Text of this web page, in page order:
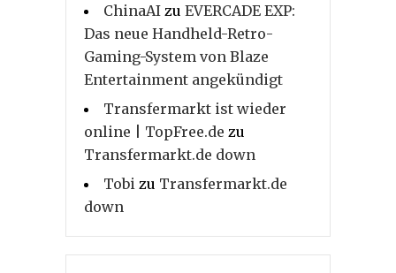
ChinaAI zu EVERCADE EXP:
Das neue Handheld-Retro-
Gaming-System von Blaze
Entertainment angekündigt
Transfermarkt ist wieder
online | TopFree.de zu
Transfermarkt.de down
Tobi zu Transfermarkt.de
down